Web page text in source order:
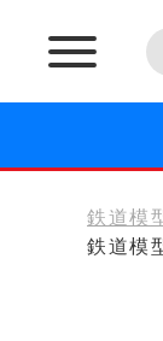
鉄道模
鉄道模